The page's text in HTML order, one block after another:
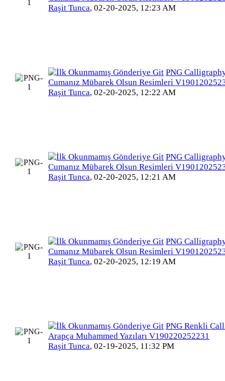
Raşit Tunca, 02-20-2025, 12:23 AM
PNG
Cumanız Mübarek Olsun Resimleri
Raşit Tunca, 02-20-2025, 12:22 AM
PNG
Cumanız Mübarek Olsun Resimleri
Raşit Tunca, 02-20-2025, 12:21 AM
PNG
Cumanız Mübarek Olsun Resimleri
Raşit Tunca, 02-20-2025, 12:19 AM
PNG Renkli
Arapça Muhammed Yazıları V190220252231
Raşit Tunca, 02-19-2025, 11:32 PM